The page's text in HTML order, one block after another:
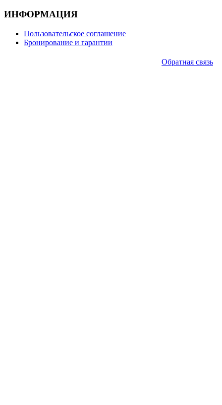
ИНФОРМАЦИЯ
Пользовательское соглашение
Бронирование и гарантии
Обратная связь